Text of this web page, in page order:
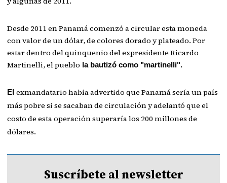
Desde 2011 en Panamá comenzó a circular esta moneda
con valor de un dólar, de colores dorado y plateado.Por
estar dentro del quinquenio del expresidente Ricardo
Martinelli, el pueblo la bautizó como "martinelli".
Elexmandatario había advertido que Panamá sería un país
más pobre si se sacaban de circulación y adelantó que el
costo de esta operación superaría los 200 millones de
dólares.
Suscríbete al newsletter